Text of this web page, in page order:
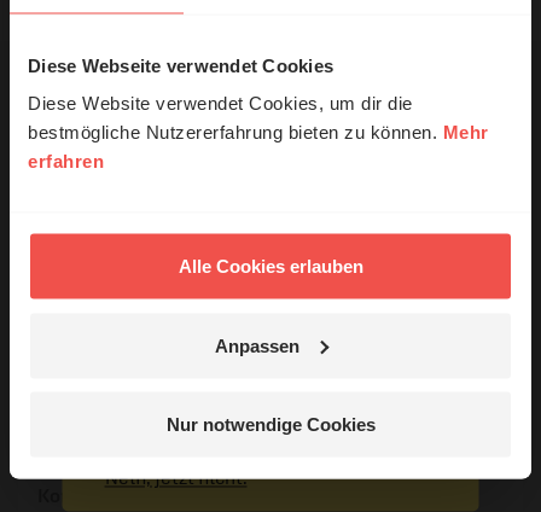
Diese Webseite verwendet Cookies
Diese Website verwendet Cookies, um dir die
bestmögliche Nutzererfahrung bieten zu können. Mehr
erfahren
Alle Cookies erlauben
Anpassen
Nur notwendige Cookies
Nutzungsrechte
Ihr Kommentar
entdecken
Nein, jetzt nicht.
© Ruth Schneider / ERF